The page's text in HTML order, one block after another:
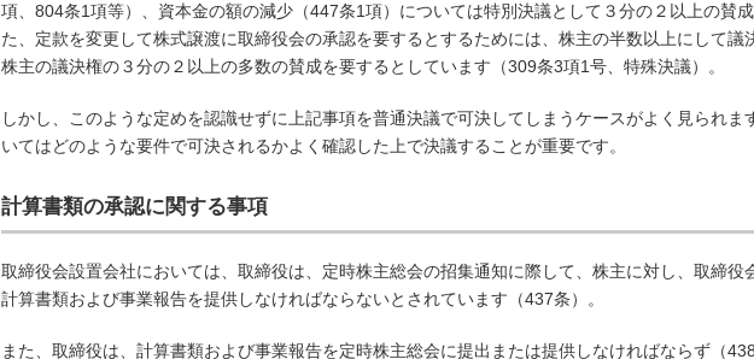
項、804条1項等）、資本金の額の減少（447条1項）については特別決議として３分の２以上の賛
た、定款を変更して株式譲渡に取締役会の承認を要するとするためには、株主の半数以上にして議
株主の議決権の３分の２以上の多数の賛成を要するとしています（309条3項1号、特殊決議）。
しかし、このような定めを認識せずに上記事項を普通決議で可決してしまうケースがよく見られま
いてはどのような要件で可決されるかよく確認した上で決議することが重要です。
計算書類の承認に関する事項
取締役会設置会社においては、取締役は、定時株主総会の招集通知に際して、株主に対し、取締役
計算書類および事業報告を提供しなければならないとされています（437条）。
また、取締役は、計算書類および事業報告を定時株主総会に提出または提供しなければならず（